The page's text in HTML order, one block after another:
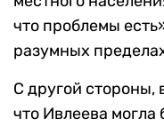
что проблемы
разумных
С другой стороны,
что Ивлеева